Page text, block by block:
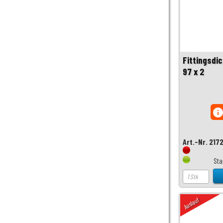
97 x 2
Art.-Nr.
Auslauf